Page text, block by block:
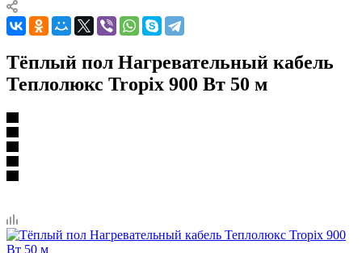
Тёплый пол Нагревательный кабель
Теплолюкс Tropix 900 Вт 50 м